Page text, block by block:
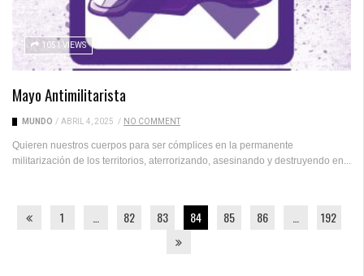
1051 VIEWS
Mayo Antimilitarista
MUNDO / ABRIL 4, 2025 / NO COMMENT
Quieren nuestros cuerpos para ser cómplices en la permanente
militarización de los territorios, aterrorizando, asesinando y destruyendo en...
1 82 83 84 85 86 192